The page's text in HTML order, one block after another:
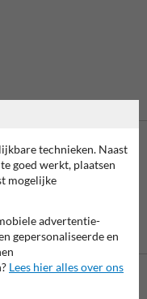
Betaling achteraf
is mogelijk
technieken. Naast
goed werkt, plaatsen
mogelijke
advertentie-
gepersonaliseerde en
Lees hier alles over ons